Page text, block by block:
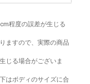
程度の誤差が生じる
ますので、実際の商品
じる場合がございま
はボディのサイズに合